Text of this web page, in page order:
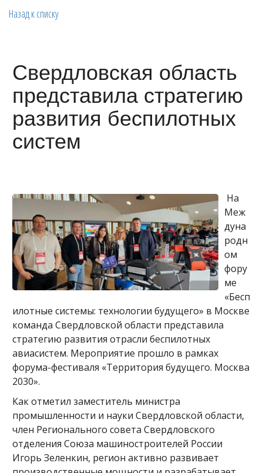
Назад к списку
Свердловская область
представила стратегию
развития беспилотных
систем
На
Меж
дуна
родн
ом
фору
ме
«Бесп
илотные системы: технологии будущего» в Москве
команда Свердловской области представила
стратегию развития отрасли беспилотных
авиасистем. Мероприятие прошло в рамках
форума-фестиваля «Территория будущего. Москва
2030».
Как отметил заместитель министра
промышленности и науки Свердловской области,
член Регионального совета Свердловского
отделения Союза машиностроителей России
Игорь Зеленкин, регион активно развивает